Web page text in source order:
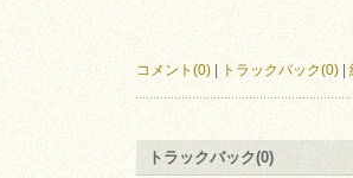
コメント(0) トラックバック(0)
トラックバック(0)